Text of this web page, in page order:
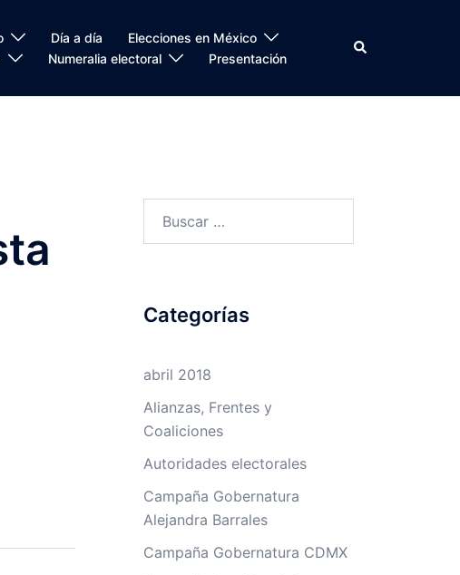
Día a día
Elecciones en México
Numeralia electoral Presentación
Search
Categorías
abril 2018
Alianzas, Frentes y
Coaliciones
Autoridades electorales
Campaña Gobernatura
Alejandra Barrales
Campaña Gobernatura CDMX